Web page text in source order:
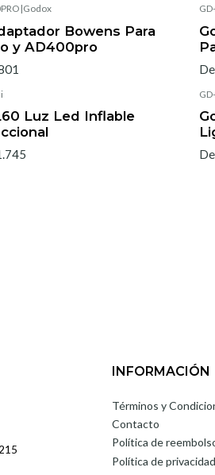
|Godox
Bowens Para
y AD400pro
Luz Led Inflable
INFORMACIÓN
Términos y
Contacto
Política de
Política de privacidad